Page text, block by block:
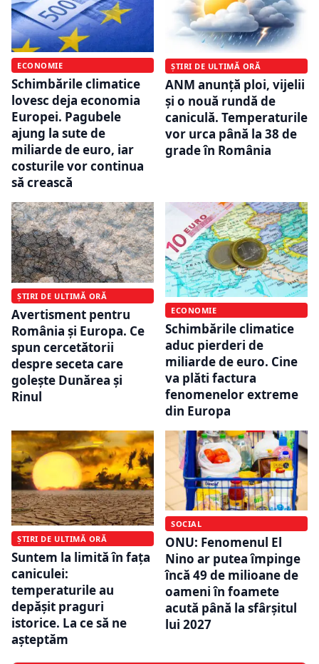
ECONOMIE
Schimbările climatice
lovesc deja economia
Europei. Pagubele
ajung la sute de
miliarde de euro, iar
costurile vor continua
să crească
ȘTIRI DE ULTIMĂ ORĂ
ANM anunță ploi, vijelii
și o nouă rundă de
caniculă. Temperaturile
vor urca până la 38 de
grade în România
ȘTIRI DE ULTIMĂ ORĂ
Avertisment pentru
România și Europa. Ce
spun cercetătorii
despre seceta care
golește Dunărea și
Rinul
ECONOMIE
Schimbările climatice
aduc pierderi de
miliarde de euro. Cine
va plăti factura
fenomenelor extreme
din Europa
ȘTIRI DE ULTIMĂ ORĂ
Suntem la limită în fața
caniculei:
temperaturile au
depășit praguri
istorice. La ce să ne
așteptăm
SOCIAL
ONU: Fenomenul El
Nino ar putea împinge
încă 49 de milioane de
oameni în foamete
acută până la sfârșitul
lui 2027